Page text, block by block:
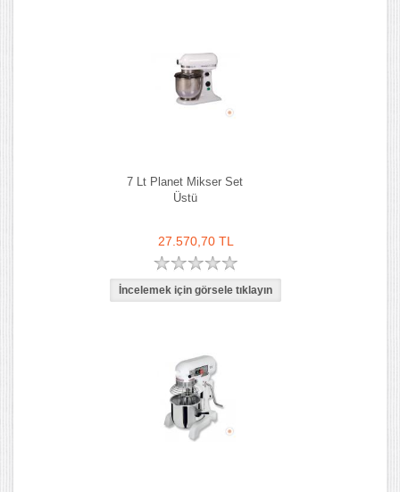
7 Lt Planet Mikser Set
Üstü
27.570,70 TL